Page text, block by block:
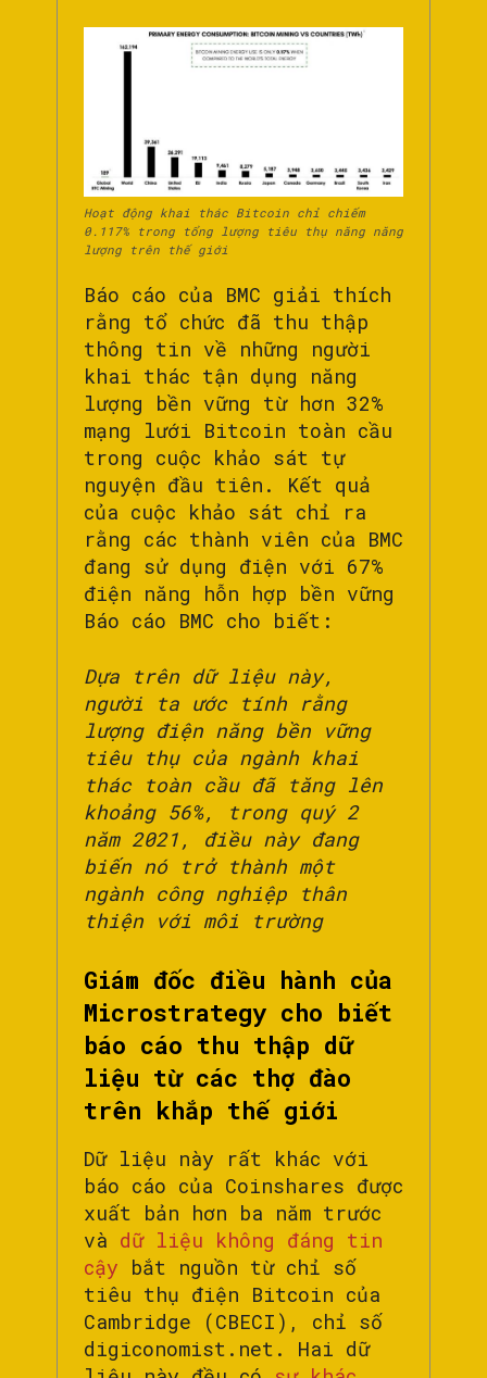
Hoạt động khai thác Bitcoin chỉ chiếm
0.117% trong tổng lượng tiêu thụ năng năng
lượng trên thế giới
Báo cáo của BMC giải thích
rằng tổ chức đã thu thập
thông tin về những người
khai thác tận dụng năng
lượng bền vững từ hơn 32%
mạng lưới Bitcoin toàn cầu
trong cuộc khảo sát tự
nguyện đầu tiên. Kết quả
của cuộc khảo sát chỉ ra
rằng các thành viên của BMC
đang sử dụng điện với 67%
điện năng hỗn hợp bền vững
Báo cáo BMC cho biết:
Dựa trên dữ liệu này,
người ta ước tính rằng
lượng điện năng bền vững
tiêu thụ của ngành khai
thác toàn cầu đã tăng lên
khoảng 56%, trong quý 2
năm 2021, điều này đang
biến nó trở thành một
ngành công nghiệp thân
thiện với môi trường
Giám đốc điều hành của
Microstrategy cho biết
báo cáo thu thập dữ
liệu từ các thợ đào
trên khắp thế giới
Dữ liệu này rất khác với
báo cáo của Coinshares được
xuất bản hơn ba năm trước
và dữ liệu không đáng tin
cậy bắt nguồn từ chỉ số
tiêu thụ điện Bitcoin của
Cambridge (CBECI), chỉ số
digiconomist.net. Hai dữ